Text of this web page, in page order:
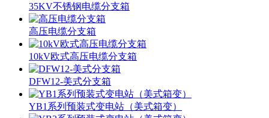
35KV不锈钢电缆分支箱
高压电缆分支箱
10kV欧式高压电缆分支箱
DFW12-美式分支箱
YB1系列预装式变电站（美式箱变）